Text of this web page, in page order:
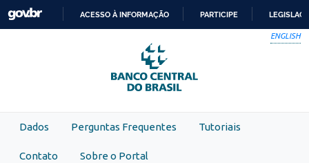
Skip to main content
PARA
O
CONTEÚDO
ACESSO À INFORMAÇÃO PARTICIPE
ENGLISH
Dados Perguntas Frequentes Tutoriais
Contato Sobre o Portal